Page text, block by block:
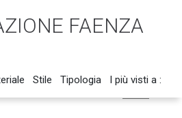
FAENZA
Stile Tipologia I più visti a :